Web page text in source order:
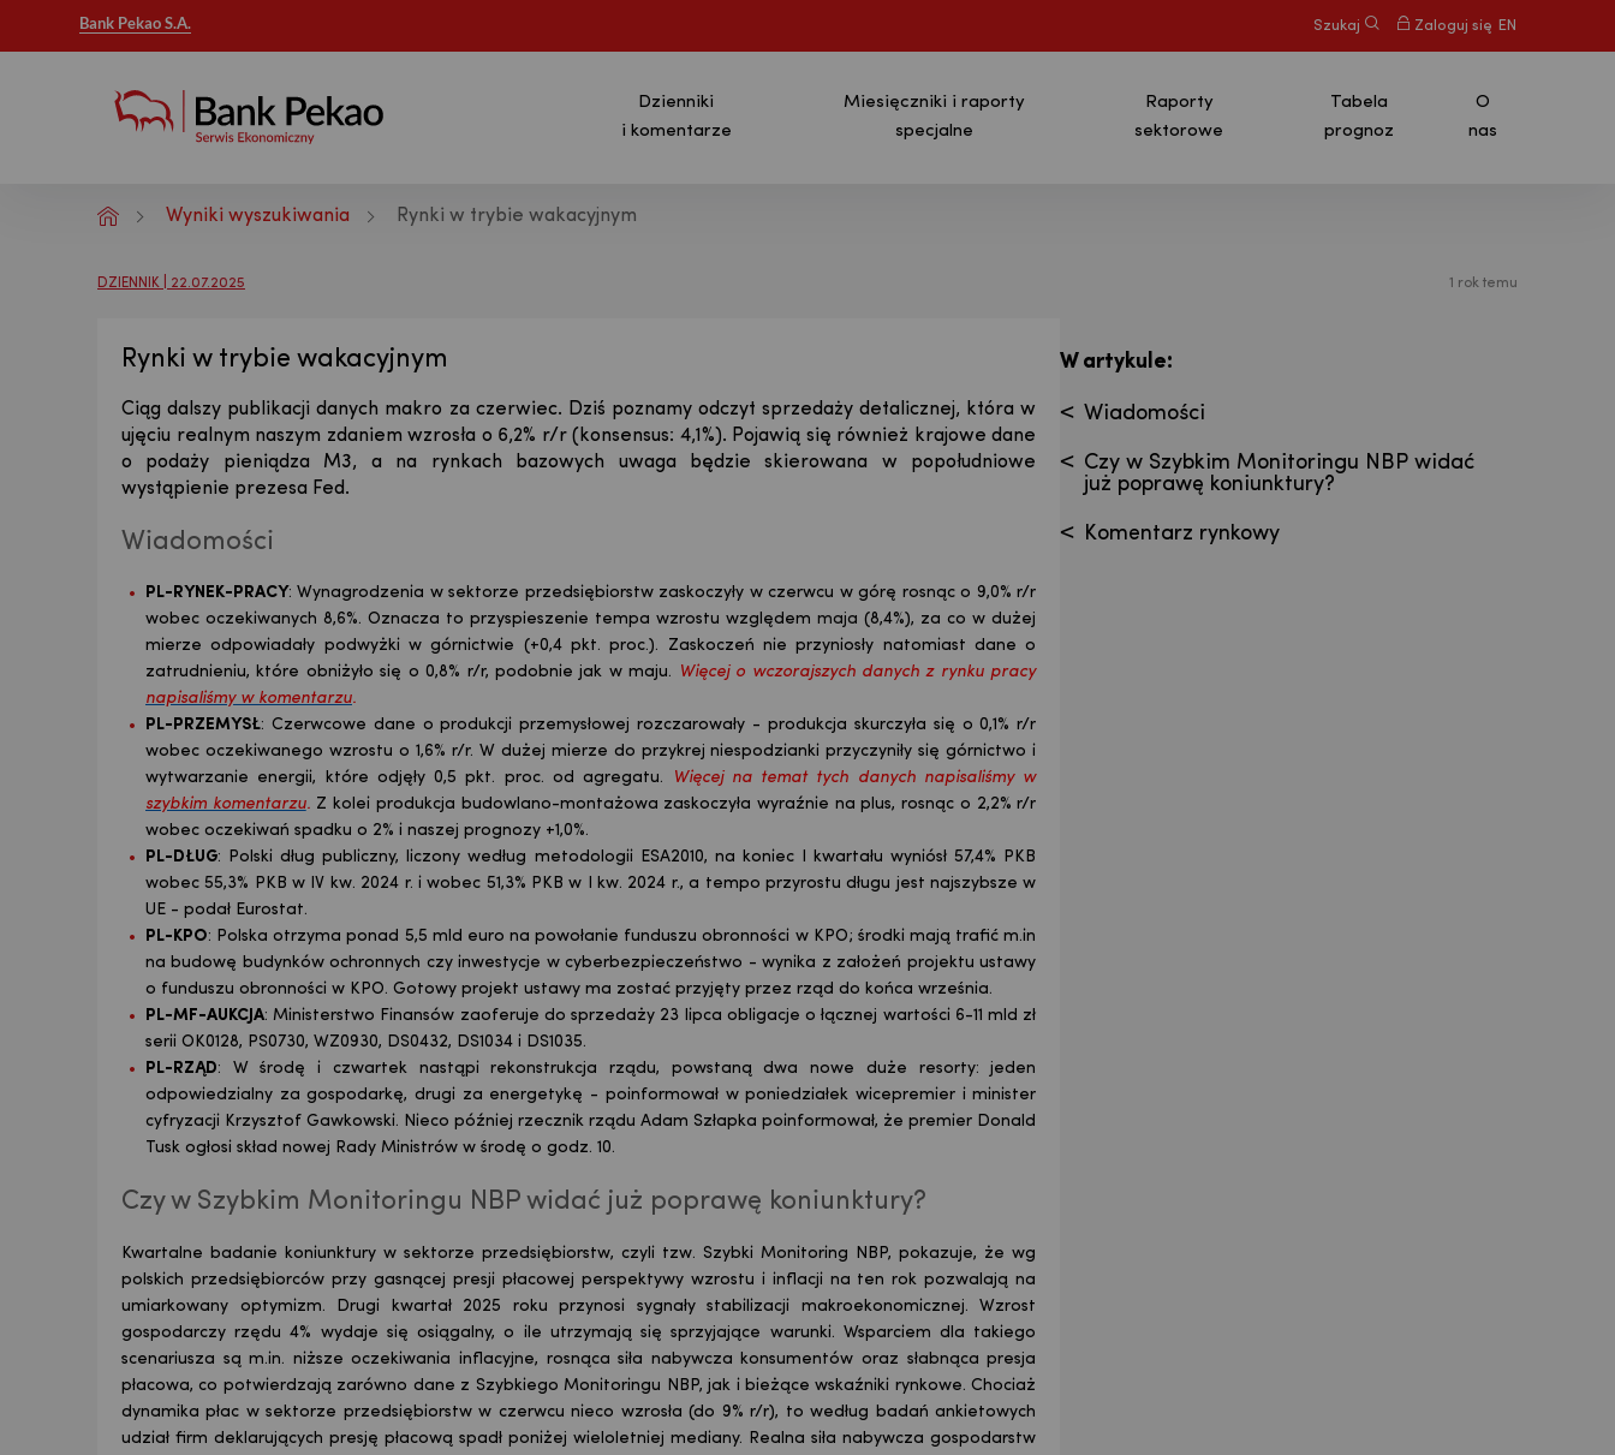
Bank Pekao S.A. Szukaj Zaloguj się EN
Dzienniki
i komentarze
Miesięczniki i raporty
specjalne
Raporty
sektorowe
Tabela
prognoz
O
nas
Analizy makroekonomiczne - Publikacja - Bank Pekao S.A.
Wyniki wyszukiwania Rynki w trybie wakacyjnym
DZIENNIK | 22.07.2025 1 rok temu
Rynki w trybie wakacyjnym
Ciąg dalszy publikacji danych makro za czerwiec. Dziś poznamy odczyt sprzedaży detalicznej, która w
ujęciu realnym naszym zdaniem wzrosła o 6,2% r/r (konsensus: 4,1%). Pojawią się również krajowe dane
o podaży pieniądza M3, a na rynkach bazowych uwaga będzie skierowana w popołudniowe
wystąpienie prezesa Fed.
Wiadomości
PL-RYNEK-PRACY: Wynagrodzenia w sektorze przedsiębiorstw zaskoczyły w czerwcu w górę rosnąc o 9,0% r/r
wobec oczekiwanych 8,6%. Oznacza to przyspieszenie tempa wzrostu względemmaja (8,4%), za co w dużej
mierze odpowiadały podwyżki w górnictwie (+0,4 pkt. proc.). Zaskoczeń nie przyniosły natomiast dane o
zatrudnieniu, które obniżyło się o 0,8% r/r, podobnie jak w maju. Więcej o wczorajszych danych z rynku pracy
napisaliśmy w komentarzu.
PL-PRZEMYSŁ: Czerwcowe dane o produkcji przemysłowej rozczarowały - produkcja skurczyła się o 0,1% r/r
wobec oczekiwanego wzrostu o 1,6% r/r. W dużej mierze do przykrej niespodzianki przyczyniły się górnictwo i
wytwarzanie energii, które odjęły 0,5 pkt. proc. od agregatu.
Więcej na temat tych danych napisaliśmy w
szybkim komentarzu. Z kolei produkcja budowlano-montażowa zaskoczyła wyraźnie na plus, rosnąc o 2,2% r/r
wobec oczekiwań spadku o 2% i naszej prognozy +1,0%.
PL-DŁUG: Polski dług publiczny, liczony według metodologii ESA2010, na koniec I kwartału wyniósł 57,4% PKB
wobec 55,3% PKB w IV kw. 2024 r. i wobec 51,3% PKB w I kw. 2024 r., a tempo przyrostu długu jest najszybsze w
UE - podał Eurostat.
PL-KPO: Polska otrzyma ponad 5,5 mld euro na powołanie funduszu obronności w KPO; środki mają trafić m.in
na budowę budynków ochronnych czy inwestycje w cyberbezpieczeństwo - wynika z założeń projektu ustawy
o funduszu obronności w KPO. Gotowy projekt ustawy ma zostać przyjęty przez rząd do końca września.
PL-MF-AUKCJA: Ministerstwo Finansów zaoferuje do sprzedaży 23 lipca obligacje o łącznej wartości 6-11 mld zł
serii OK0128, PS0730, WZ0930, DS0432, DS1034 i DS1035.
PL-RZĄD: W środę i czwartek nastąpi rekonstrukcja rządu, powstaną dwa nowe duże resorty: jeden
odpowiedzialny za gospodarkę, drugi za energetykę - poinformował w poniedziałek wicepremier i minister
cyfryzacji Krzysztof Gawkowski. Nieco później rzecznik rządu Adam Szłapka poinformował, że premier Donald
Tusk ogłosi skład nowej Rady Ministrów w środę o godz. 10.
Czy w Szybkim Monitoringu NBP widać już poprawę koniunktury?
Kwartalne badanie koniunktury w sektorze przedsiębiorstw, czyli tzw. Szybki Monitoring NBP, pokazuje, że wg
polskich przedsiębiorców przy gasnącej presji płacowej perspektywy wzrostu i inflacji na ten rok pozwalają na
umiarkowany optymizm. Drugi kwartał 2025 roku przynosi sygnały stabilizacji makroekonomicznej. Wzrost
gospodarczy rzędu 4% wydaje się osiągalny, o ile utrzymają się sprzyjające warunki. Wsparciem dla takiego
scenariusza są m.in. niższe oczekiwania inflacyjne, rosnąca siła nabywcza konsumentów oraz słabnąca presja
płacowa, co potwierdzają zarówno dane z Szybkiego Monitoringu NBP, jak i bieżące wskaźniki rynkowe. Chociaż
dynamika płac w sektorze przedsiębiorstw w czerwcu nieco wzrosła (do 9% r/r), to według badań ankietowych
udział firm deklarujących presję płacową spadł poniżej wieloletniej mediany. Realna siła nabywcza gospodarstw
W artykule:
Wiadomości
Czy w Szybkim Monitoringu NBP widać
już poprawę koniunktury?
Komentarz rynkowy